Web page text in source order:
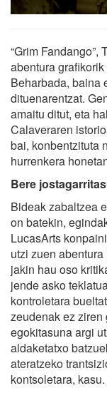
“Grim
abentura
Beharbada, baina
dituenarentzat.
amaitu ditut, eta
Calaveraren
bai, konbentzituta
hurrenkera
Bere
Bideak zabaltzea
on batekin,
LucasArts
utzi zuen
jakin hau oso
jende asko
kontroletara
zeudenak ez ziren
egokitasuna argi
aldaketatxo
ateratzeko
kontsoletara, kasu.